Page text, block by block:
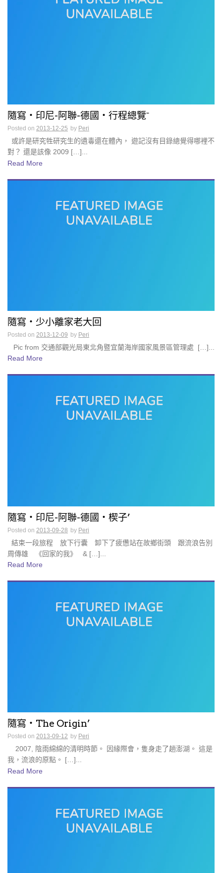
隨寫・印尼-阿聯-德國・行程總覽ˉ
Posted on 2013-12-25 by Peri
或許是研究牲研究生的遺毒還在體內， 遊記沒有目錄總覺得哪裡不
對？ 還是該像 2009 […]...
Read More
隨寫・少小離家老大回
Posted on 2013-12-09 by Peri
Pic from 交通部觀光局東北角暨宜蘭海岸國家風景區管理處 […]...
Read More
隨寫・印尼-阿聯-德國・楔子’
Posted on 2013-09-28 by Peri
結束一段旅程 放下行囊 卸下了疲憊站在故鄉街頭 跟流浪告別
周傳雄 《回家的我》 & […]...
Read More
隨寫・The Origin’
Posted on 2013-09-12 by Peri
2007, 陰雨綿綿的清明時節。 因緣際會，隻身走了趟澎湖。 這是
我，流浪的原點。 […]...
Read More